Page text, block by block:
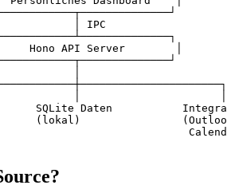
│ IPC
Hono API Server        │
SQLite Daten
(lokal)